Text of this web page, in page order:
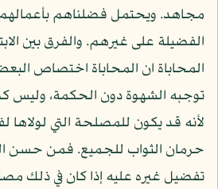
مجاهد. ويحتمل فضلناهم بأعمالهم
الفضيلة على غيرهم. والفرق بين
المحاباة ان المحاباة اختصاص
توجبه الشهوة دون الحكمة، وليس
لأنه قد يكون للمصلحة التي لولاها
حرمان الثواب للجميع. فمن حسن
تفضيل غيره عليه إذا كان في ذلك